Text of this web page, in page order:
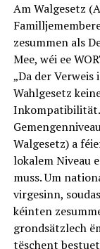
Am Walgesetz
zesummen als
Mee, wéi ee
„Da der
Wahlgesetz
Walgesetz) a
lokalem Niveau
muss. Um
virgesinn,
kéinten
grondsätzlech
tëschent